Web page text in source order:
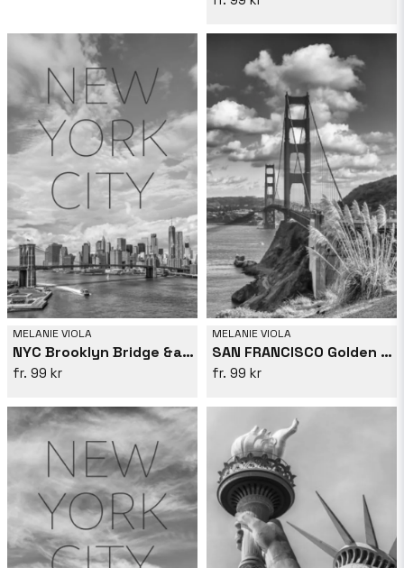
MELANIE VIOLA
NYC Brooklyn Bridge &amp; Lower Manhattan | Text &amp; Skyline
99 kr
MELANIE VIOLA
SAN FRANCISCO Golden Gate Bridge - monochrome
99 kr